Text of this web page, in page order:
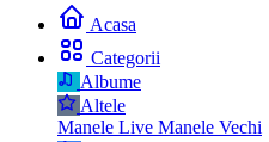
Acasa
Categorii
Albume
Altele
Manele Live Manele Vechi